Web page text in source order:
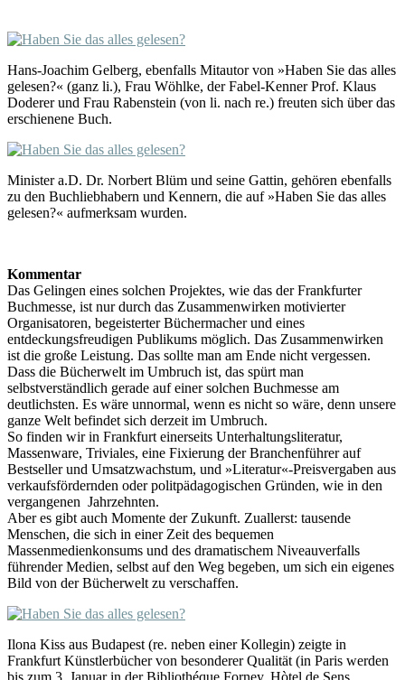
Hans-Joachim Gelberg, ebenfalls Mitautor von »Haben Sie das alles
gelesen?« (ganz li.), Frau Wöhlke, der Fabel-Kenner Prof. Klaus
Doderer und Frau Rabenstein (von li. nach re.) freuten sich über das
erschienene Buch.
Minister a.D. Dr. Norbert Blüm und seine Gattin, gehören ebenfalls
zu den Buchliebhabern und Kennern, die auf »Haben Sie das alles
gelesen?« aufmerksam wurden.
Kommentar
Das Gelingen eines solchen Projektes, wie das der Frankfurter
Buchmesse, ist nur durch das Zusammenwirken motivierter
Organisatoren, begeisterter Büchermacher und eines
entdeckungsfreudigen Publikums möglich. Das Zusammenwirken
ist die große Leistung. Das sollte man am Ende nicht vergessen.
Dass die Bücherwelt im Umbruch ist, das spürt man
selbstverständlich gerade auf einer solchen Buchmesse am
deutlichsten. Es wäre unnormal, wenn es nicht so wäre, denn unsere
ganze Welt befindet sich derzeit im Umbruch.
So finden wir in Frankfurt einerseits Unterhaltungsliteratur,
Massenware, Triviales, eine Fixierung der Branchenführer auf
Bestseller und Umsatzwachstum, und »Literatur«-Preisvergaben aus
verkaufsfördernden oder politpädagogischen Gründen, wie in den
vergangenen Jahrzehnten.
Aber es gibt auch Momente der Zukunft. Zuallerst: tausende
Menschen, die sich in einer Zeit des bequemen
Massenmedienkonsums und des dramatischem Niveauverfalls
führender Medien, selbst auf den Weg begeben, um sich ein eigenes
Bild von der Bücherwelt zu verschaffen.
Ilona Kiss aus Budapest (re. neben einer Kollegin) zeigte in
Frankfurt Künstlerbücher von besonderer Qualität (in Paris werden
bis zum 3. Januar in der Bibliothéque Forney, Hòtel de Sens,